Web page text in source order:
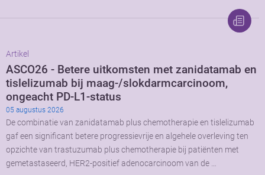
Artikel
ASCO26 - Betere uitkomsten met zanidatamab en
tislelizumab bij maag-/slokdarmcarcinoom,
ongeacht PD-L1-status
05 augustus 2026
De combinatie van zanidatamab plus chemotherapie en tislelizumab
gaf een significant betere progressievrije en algehele overleving ten
opzichte van trastuzumab plus chemotherapie bij patiënten met
gemetastaseerd, HER2-positief adenocarcinoom van de …